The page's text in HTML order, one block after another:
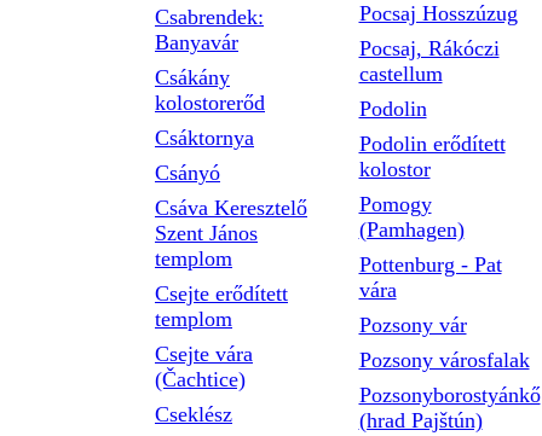
Csabrendek:
Banyavár
Csákány
kolostorerőd
Csáktornya
Csányó
Csáva Keresztelő
Szent János
templom
Csejte erődített
templom
Csejte vára
(Čachtice)
Cseklész
Pocsaj Hosszúzug
Pocsaj, Rákóczi
castellum
Podolin
Podolin erődített
kolostor
Pomogy
(Pamhagen)
Pottenburg - Pat
vára
Pozsony vár
Pozsony városfalak
Pozsonyborostyánkő
(hrad Pajštún)